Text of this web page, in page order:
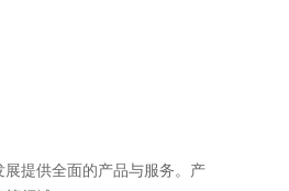
提供全面的产品与服务。产